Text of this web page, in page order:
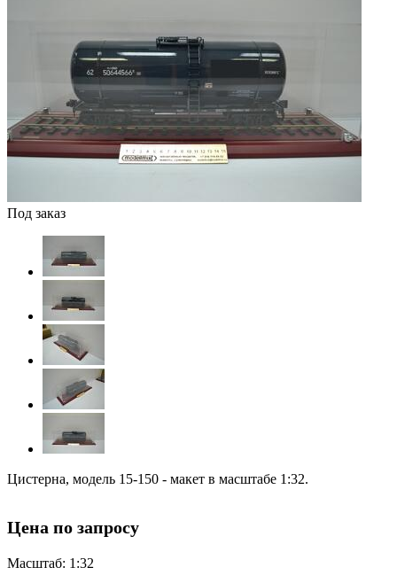
Под заказ
Цистерна, модель 15-150 - макет в масштабе 1:32.
Цена по запросу
Масштаб: 1:32